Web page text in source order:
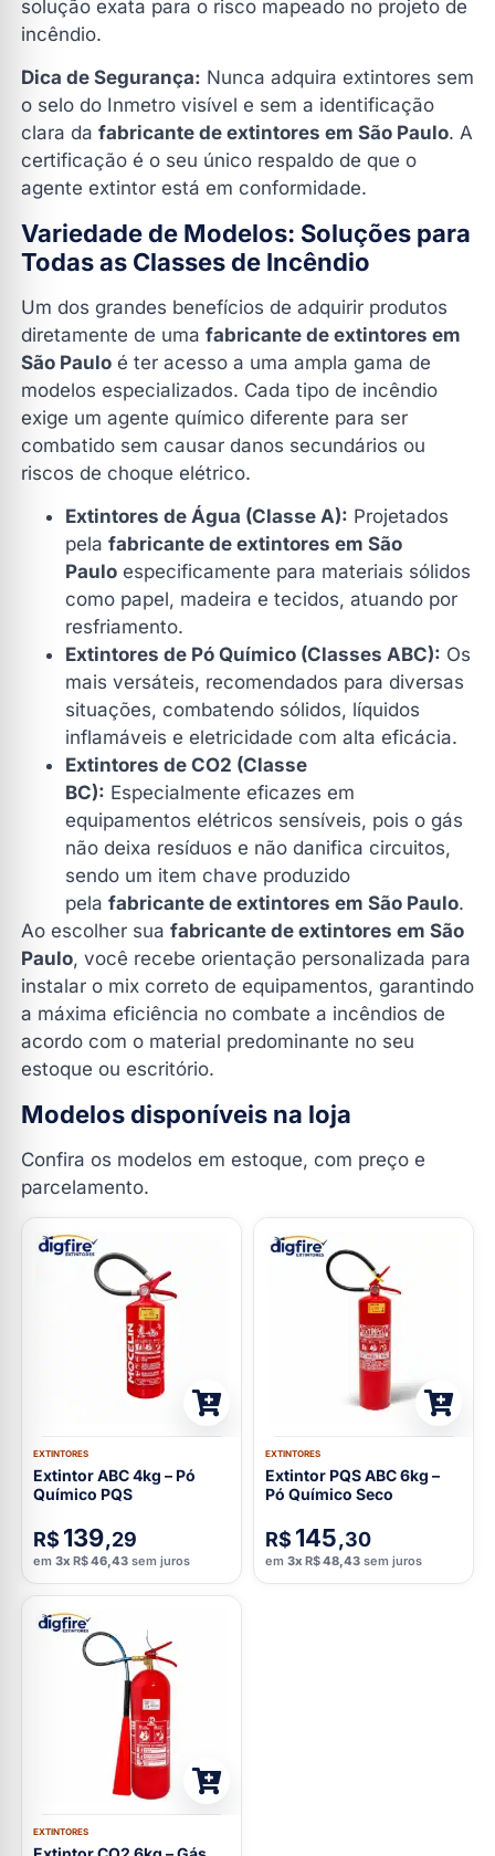
solução exata para o risco mapeado no projeto de
incêndio.
Dica de Segurança: Nunca adquira extintores sem
o selo do Inmetro visível e sem a identificação
clara da fabricante de extintores em São Paulo. A
certificação é o seu único respaldo de que o
agente extintor está em conformidade.
Variedade de Modelos: Soluções para
Todas as Classes de Incêndio
Um dos grandes benefícios de adquirir produtos
diretamente de uma fabricante de extintores em
São Paulo é ter acesso a uma ampla gama de
modelos especializados. Cada tipo de incêndio
exige um agente químico diferente para ser
combatido sem causar danos secundários ou
riscos de choque elétrico.
Extintores de Água (Classe A): Projetados
pela fabricante de extintores em São
Paulo especificamente para materiais sólidos
como papel, madeira e tecidos, atuando por
resfriamento.
Extintores de Pó Químico (Classes ABC): Os
mais versáteis, recomendados para diversas
situações, combatendo sólidos, líquidos
inflamáveis e eletricidade com alta eficácia.
Extintores de CO2 (Classe
BC): Especialmente eficazes em
equipamentos elétricos sensíveis, pois o gás
não deixa resíduos e não danifica circuitos,
sendo um item chave produzido
pela fabricante de extintores em São Paulo.
Ao escolher sua fabricante de extintores em São
Paulo, você recebe orientação personalizada para
instalar o mix correto de equipamentos, garantindo
a máxima eficiência no combate a incêndios de
acordo com o material predominante no seu
estoque ou escritório.
Modelos disponíveis na loja
Confira os modelos em estoque, com preço e
parcelamento.
EXTINTORES
Extintor ABC 4kg – Pó
Químico PQS
R$ 139,29
em 3x R$46,43 sem juros
EXTINTORES
Extintor PQS ABC 6kg –
Pó Químico Seco
R$ 145,30
em 3x R$48,43 sem juros
EXTINTORES